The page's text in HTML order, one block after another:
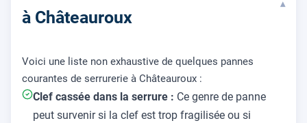
à Châteauroux
▾
Voici une liste non exhaustive de quelques pannes
courantes de serrurerie à Châteauroux :
Clef cassée dans la serrure : Ce genre de panne
peut survenir si la clef est trop fragilisée ou si